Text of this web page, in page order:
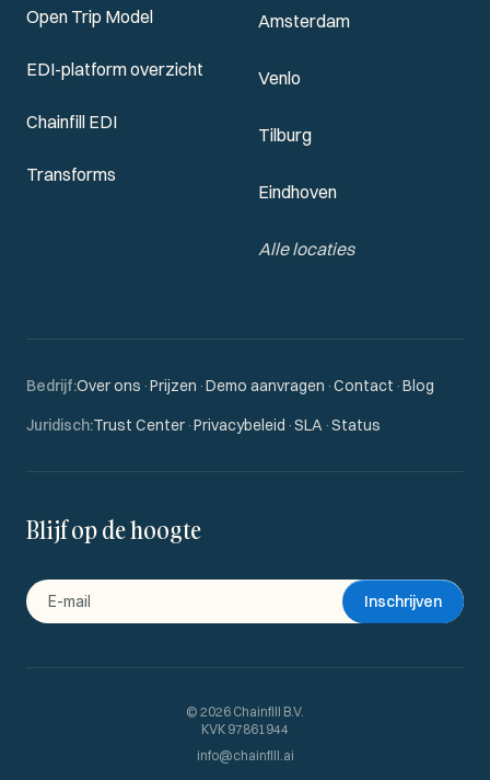
Open Trip Model
EDI-platform overzicht
Chainfill EDI
Transforms
Amsterdam
Venlo
Tilburg
Eindhoven
Alle locaties
Bedrijf:Over ons ·Prijzen ·Demo aanvragen ·Contact ·Blog
Juridisch:Trust Center·Privacybeleid ·SLA ·Status
Blijf op de hoogte
Inschrijven
© 2026 Chainfill B.V.
KVK 97861944
info@chainfill.ai